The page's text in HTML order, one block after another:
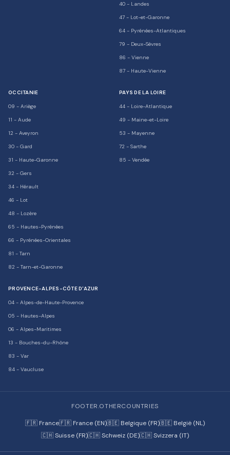
40 - Landes
47 - Lot-et-Garonne
64 - Pyrénées-Atlantiques
79 - Deux-Sèvres
86 - Vienne
87 - Haute-Vienne
OCCITANIE
09 - Ariège
11 - Aude
12 - Aveyron
30 - Gard
31 - Haute-Garonne
32 - Gers
34 - Hérault
46 - Lot
48 - Lozère
65 - Hautes-Pyrénées
66 - Pyrénées-Orientales
81 - Tarn
82 - Tarn-et-Garonne
PAYS DE LA LOIRE
44 - Loire-Atlantique
49 - Maine-et-Loire
53 - Mayenne
72 - Sarthe
85 - Vendée
PROVENCE-ALPES-CÔTE D'AZUR
04 - Alpes-de-Haute-Provence
05 - Hautes-Alpes
06 - Alpes-Maritimes
13 - Bouches-du-Rhône
83 - Var
84 - Vaucluse
FOOTER.OTHERCOUNTRIES
🇫🇷 France🇫🇷 France (EN)🇧🇪 Belgique (FR)🇧🇪 België (NL)
🇨🇭 Suisse (FR)🇨🇭 Schweiz (DE)🇨🇭 Svizzera (IT)